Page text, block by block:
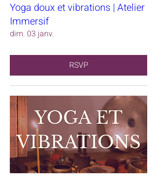
Yoga doux et vibrations | Atelier
Immersif
dim. 03 janv.
RSVP